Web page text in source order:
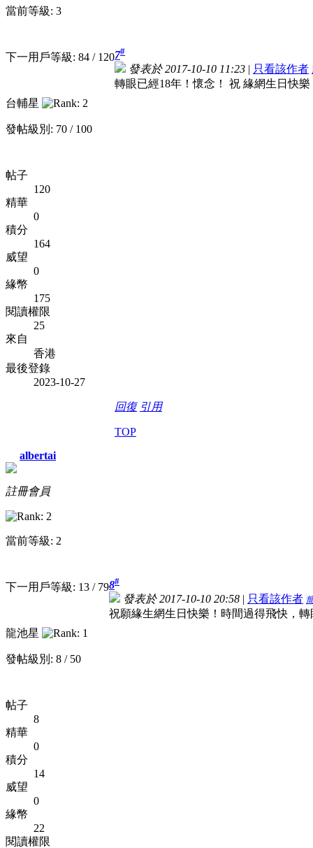
當前等級: 3
下一用戶等級: 84 / 120
台輔星
發帖級別: 70 / 100
帖子
120
精華
0
積分
164
威望
0
緣幣
175
閱讀權限
25
來自
香港
最後登錄
2023-10-27
7#
發表於 2017-10-10 11:23 | 只看該作者
轉眼已經18年！懷念！ 祝 緣網生日快樂
回復 引用
TOP
albertai
註冊會員
當前等級: 2
下一用戶等級: 13 / 79
龍池星
發帖級別: 8 / 50
帖子
8
精華
0
積分
14
威望
0
緣幣
22
閱讀權限
8#
發表於 2017-10-10 20:58 | 只看該作者
祝願緣生網生日快樂！時間過得飛快，